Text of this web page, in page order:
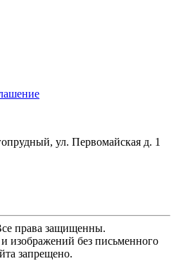
ул. Первомайская д. 1
права защищенны.
изображений без письменного
запрещено.